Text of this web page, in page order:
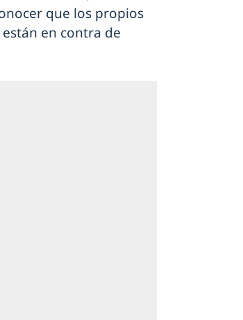
que los propios
en contra de